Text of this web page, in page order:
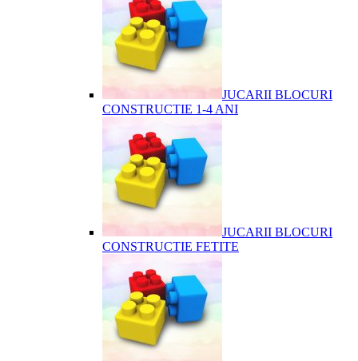
JUCARII BLOCURI
CONSTRUCTIE 1-4 ANI
JUCARII BLOCURI
CONSTRUCTIE FETITE